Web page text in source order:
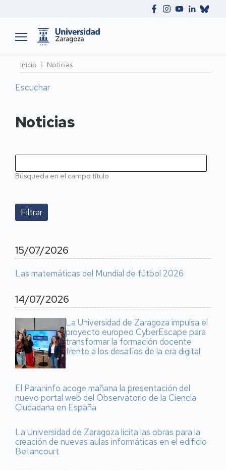
Ruta
de
navegación
Inicio Noticias
Escuchar
Noticias
Búsqueda en el campo título
15/07/2026
Las matemáticas del Mundial de fútbol 2026
14/07/2026
La Universidad de Zaragoza impulsa el
proyecto europeo CyberEscape para
transformar la formación docente
frente a los desafíos de la era digital
El Paraninfo acoge mañana la presentación del
nuevo portal web del Observatorio de la Ciencia
Ciudadana en España
La Universidad de Zaragoza licita las obras para la
creación de nuevas aulas informáticas en el edificio
Betancourt